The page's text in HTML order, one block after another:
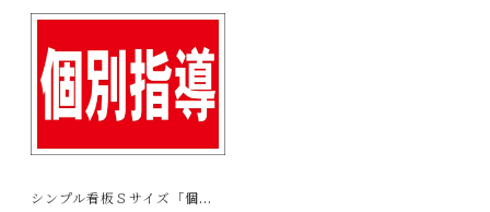
シンプル看板Ｓサイズ「個別